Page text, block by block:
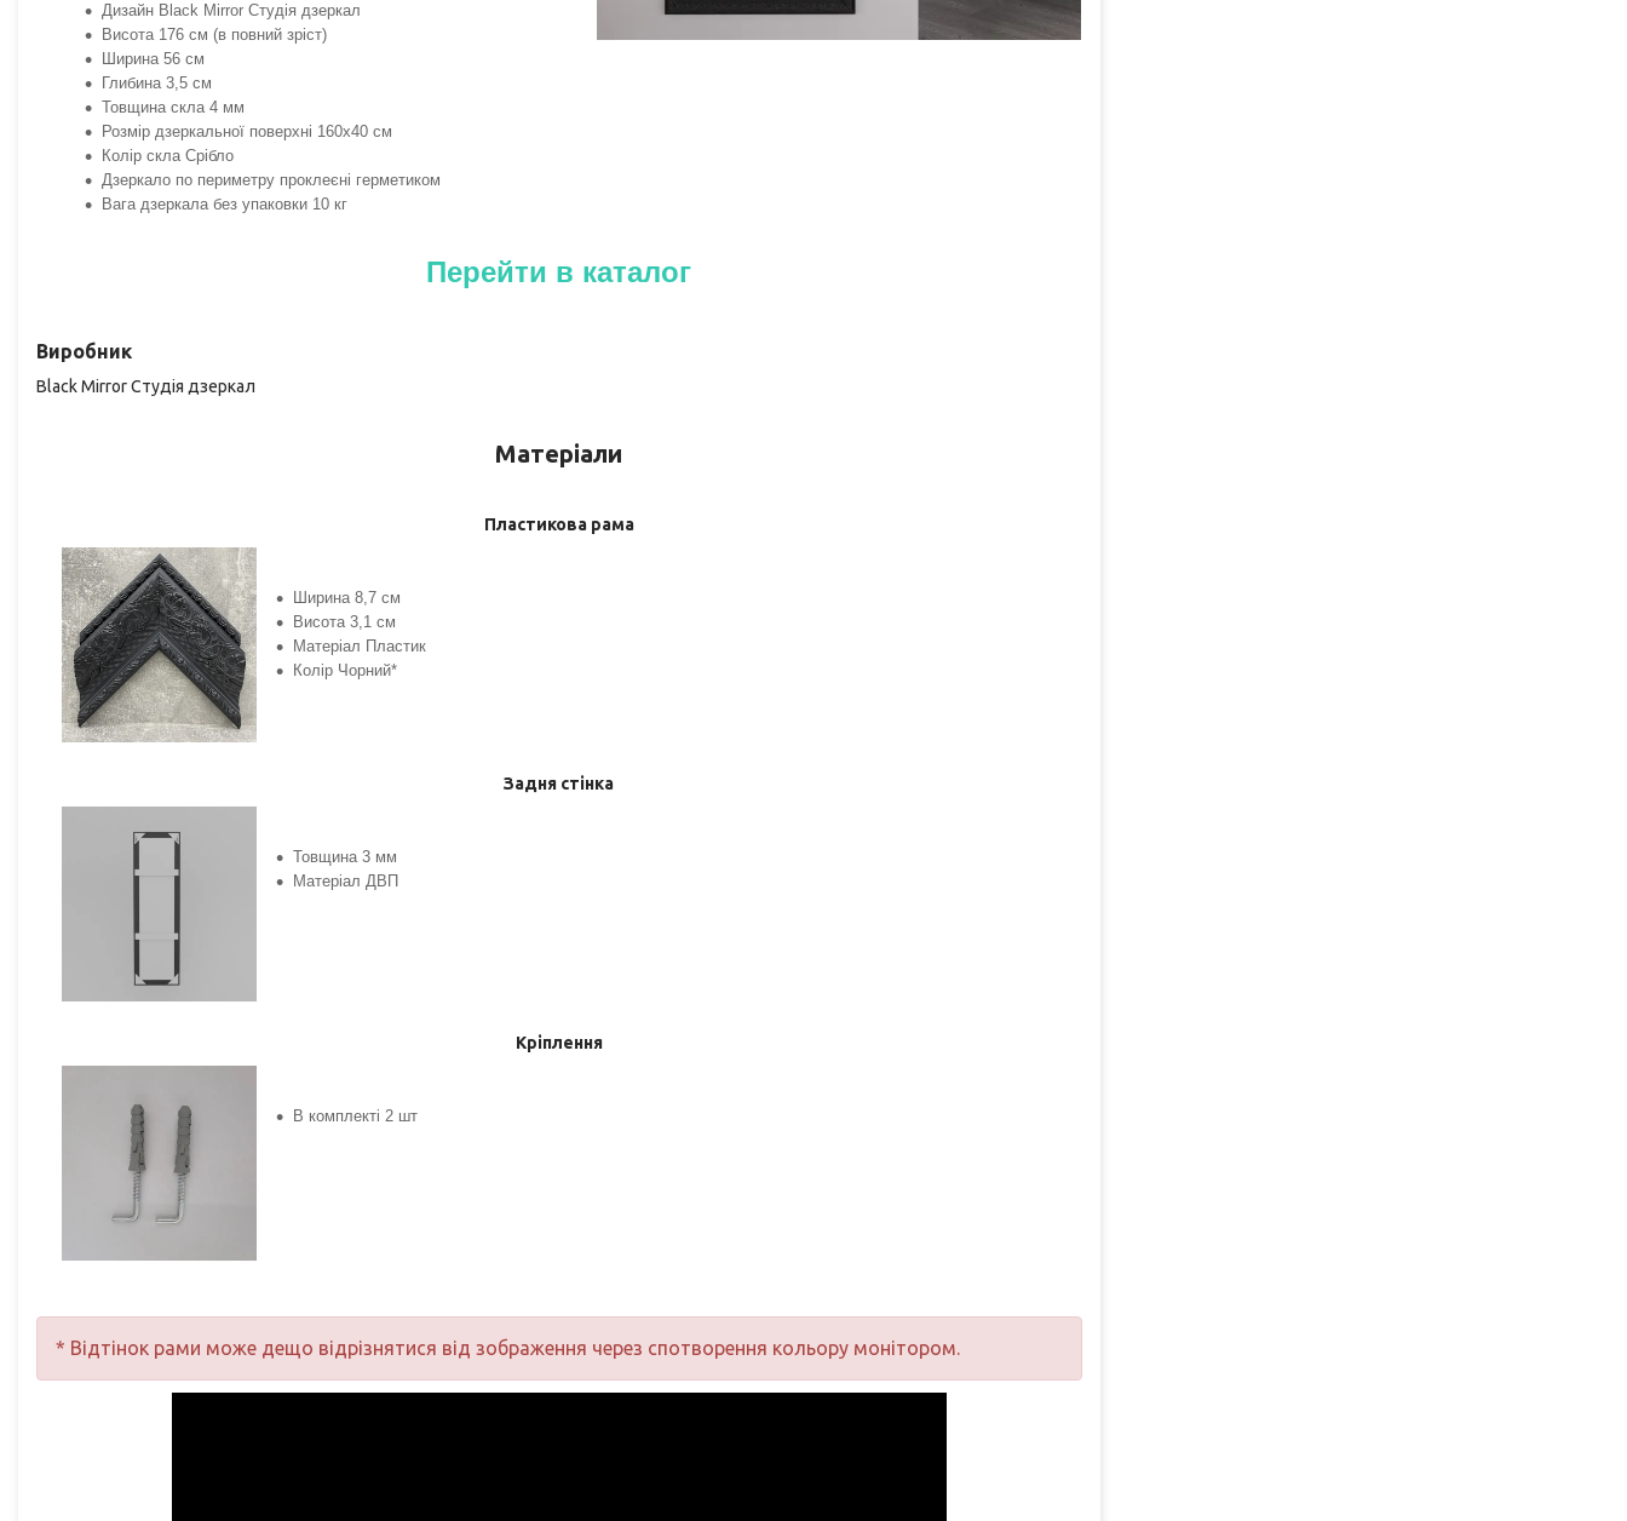
Дизайн Black Mirror Студія дзеркал
Висота 176 см (в повний зріст)
Ширина 56 см
Глибина 3,5 см
Товщина скла 4 мм
Розмір дзеркальної поверхні 160х40 см
Колір скла Срібло
Дзеркало по периметру проклеєні герметиком
Вага дзеркала без упаковки 10 кг
Перейти в каталог
Виробник
Black Mirror Студія дзеркал
Матеріали
Пластикова рама
Ширина 8,7 см
Висота 3,1 см
Матеріал Пластик
Колір Чорний*
Задня стінка
Товщина 3 мм
Матеріал ДВП
Кріплення
В комплекті 2 шт
* Відтінок рами може дещо відрізнятися від зображення через спотворення кольору монітором.